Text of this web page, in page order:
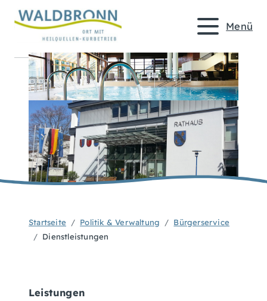
Menü
Startseite Politik & Verwaltung
Bürgerservice
Dienstleistungen
Leistungen